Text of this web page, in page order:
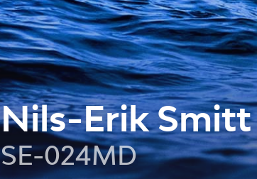
Nils-Erik Smitt
SE-024MD